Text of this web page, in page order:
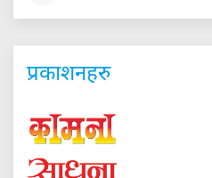
प्रकाशनहरु